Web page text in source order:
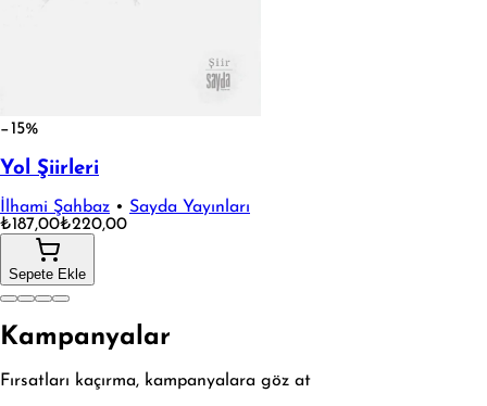
−15%
Yol Şiirleri
İlhami Şahbaz • Sayda Yayınları
₺187,00₺220,00
Sepete Ekle
Kampanyalar
Fırsatları kaçırma, kampanyalara göz at